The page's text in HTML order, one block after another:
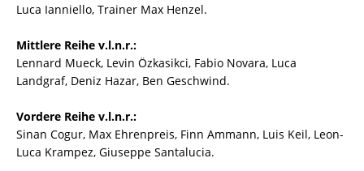
Luca Ianniello, Trainer Max Henzel.
Mittlere Reihe v.l.n.r.:
Lennard Mueck, Levin Özkasikci, Fabio Novara, Luca
Landgraf, Deniz Hazar, Ben Geschwind.
Vordere Reihe v.l.n.r.:
Sinan Cogur, Max Ehrenpreis, Finn Ammann, Luis Keil, Leon-
Luca Krampez, Giuseppe Santalucia.